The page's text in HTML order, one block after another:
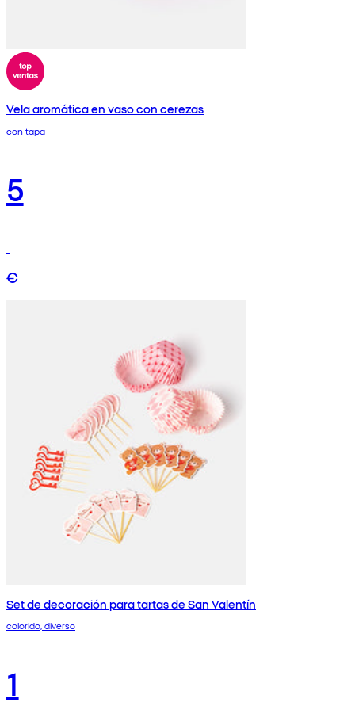
Vela aromática en vaso con cerezas
con tapa
5
€
Set de decoración para tartas de San Valentín
colorido, diverso
1